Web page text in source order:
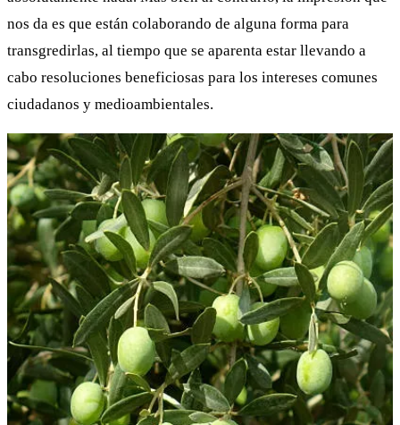
nos da es que están colaborando de alguna forma para
transgredirlas, al tiempo que se aparenta estar llevando a
cabo resoluciones beneficiosas para los intereses comunes
ciudadanos y medioambientales.